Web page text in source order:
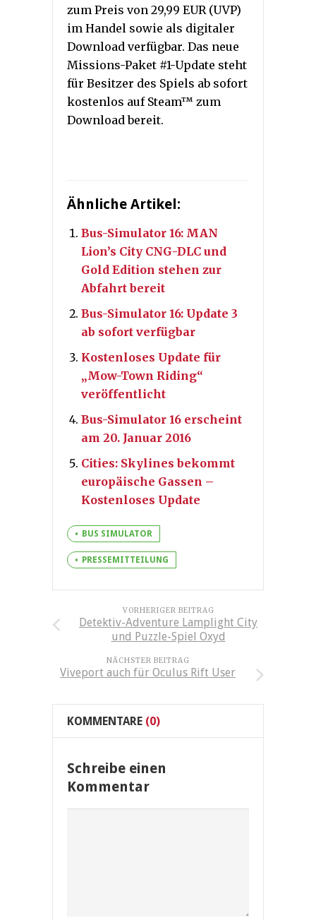
zum Preis von 29,99 EUR (UVP)
im Handel sowie als digitaler
Download verfügbar. Das neue
Missions-Paket #1-Update steht
für Besitzer des Spiels ab sofort
kostenlos auf Steam™ zum
Download bereit.
Ähnliche Artikel:
Bus-Simulator 16: MAN
Lion’s City CNG-DLC und
Gold Edition stehen zur
Abfahrt bereit
Bus-Simulator 16: Update 3
ab sofort verfügbar
Kostenloses Update für
„Mow-Town Riding“
veröffentlicht
Bus-Simulator 16 erscheint
am 20. Januar 2016
Cities: Skylines bekommt
europäische Gassen –
Kostenloses Update
BUS SIMULATOR
PRESSEMITTEILUNG
VORHERIGER BEITRAG
Detektiv-Adventure Lamplight City
und Puzzle-Spiel Oxyd
NÄCHSTER BEITRAG
Viveport auch für Oculus Rift User
KOMMENTARE (0)
Schreibe einen
Kommentar